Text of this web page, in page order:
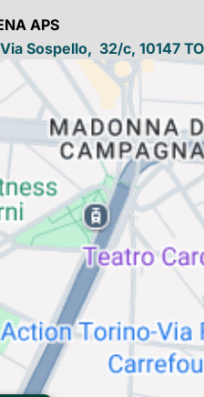
APS
Sospello, 32/c, 10147